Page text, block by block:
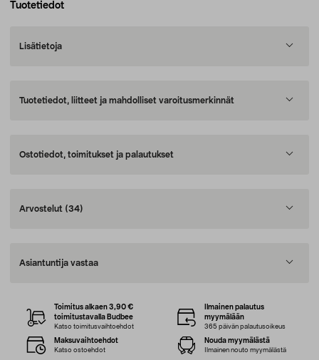
Tuotetiedot
Lisätietoja
Tuotetiedot, liitteet ja mahdolliset varoitusmerkinnät
Ostotiedot, toimitukset ja palautukset
Arvostelut (34)
Asiantuntija vastaa
Toimitus alkaen 3,90 €
toimitustavalla Budbee
Katso toimitusvaihtoehdot
Ilmainen palautus
myymälään
365 päivän palautusoikeus
Maksuvaihtoehdot
Katso ostoehdot
Nouda myymälästä
Ilmainen nouto myymälästä